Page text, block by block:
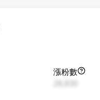
漲粉數